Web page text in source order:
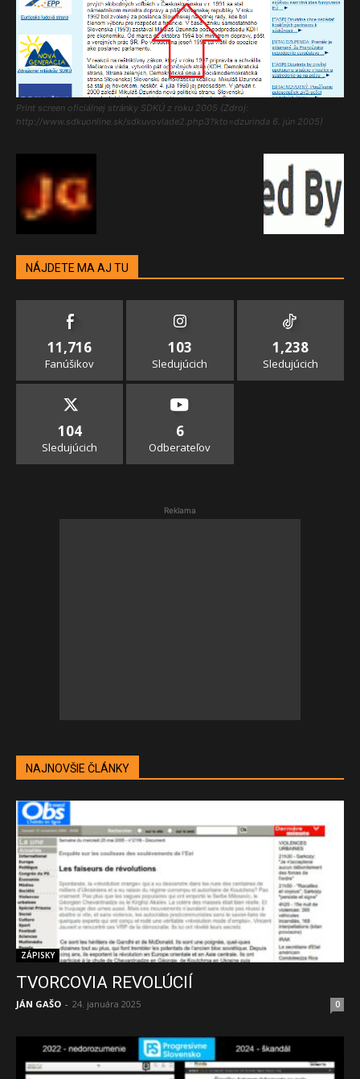
Print screen oficiálnej stránky SDKÚ z roku 2005 (Zdroj:
http://www.sdkuonline.sk/sdkuvovlade2.php3?kto=dzurinda 6. jún 2005)
NÁJDETE MA AJ TU
11,716
Fanúšikov
103
Sledujúcich
1,238
Sledujúcich
104
Sledujúcich
6
Odberateľov
Reklama
NAJNOVŠIE ČLÁNKY
ZÁPISKY
TVORCOVIA REVOLÚCIÍ
JÁN GAŠO - 24. januára 2025 0